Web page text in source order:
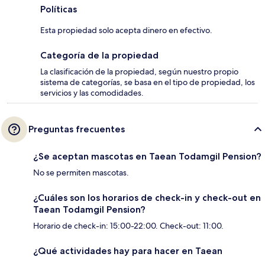
Políticas
Esta propiedad solo acepta dinero en efectivo.
Categoría de la propiedad
La clasificación de la propiedad, según nuestro propio
sistema de categorías, se basa en el tipo de propiedad, los
servicios y las comodidades.
Preguntas frecuentes
¿Se aceptan mascotas en Taean Todamgil Pension?
No se permiten mascotas.
¿Cuáles son los horarios de check-in y check-out en
Taean Todamgil Pension?
Horario de check-in: 15:00-22:00. Check-out: 11:00.
¿Qué actividades hay para hacer en Taean